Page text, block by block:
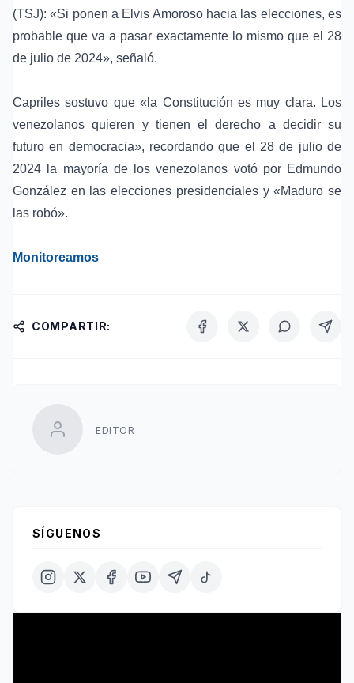
(TSJ): «Si ponen a Elvis Amoroso hacia las elecciones, es
probable que va a pasar exactamente lo mismo que el 28
de julio de 2024», señaló.
Capriles sostuvo que «la Constitución es muy clara. Los
venezolanos quieren y tienen el derecho a decidir su
futuro en democracia», recordando que el 28 de julio de
2024 la mayoría de los venezolanos votó por Edmundo
González en las elecciones presidenciales y «Maduro se
las robó».
Monitoreamos
COMPARTIR:
EDITOR
SÍGUENOS